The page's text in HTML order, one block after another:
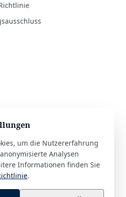
um die Nutzererfahrung
Analysen
Informationen finden Sie
.